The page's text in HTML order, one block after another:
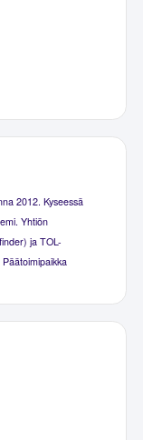
2012. Kyseessä
Yhtiön
ja TOL-